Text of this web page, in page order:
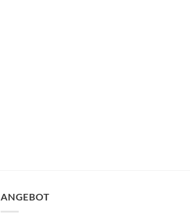
ANGEBOT